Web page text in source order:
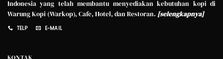
Indonesia yang telah membantu menyediakan kebutuhan kopi di
Warung Kopi (Warkop), Cafe, Hotel, dan Restoran. [selengkapnya]
TELP E-MAIL